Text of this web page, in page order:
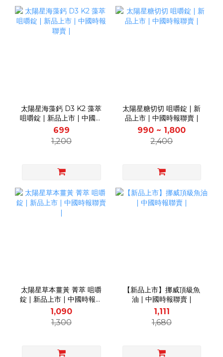
太陽星海藻鈣 D3 K2 藻萃
咀嚼錠 | 新品上市 | 中國時
報聯賣 |
699
1,200
太陽星糖切切 咀嚼錠 | 新
品上市 | 中國時報聯賣 |
990 ~ 1,800
2,400
太陽星草本薑黃 菁萃 咀嚼
錠 | 新品上市 | 中國時報聯
賣 |
1,090
1,300
【新品上市】挪威頂級魚
油 | 中國時報聯賣 |
1,111
1,680